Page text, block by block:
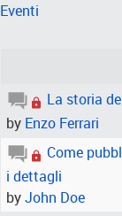
Eventi
La storia
by Enzo Ferrari
Come
i dettagli
byJohn Doe